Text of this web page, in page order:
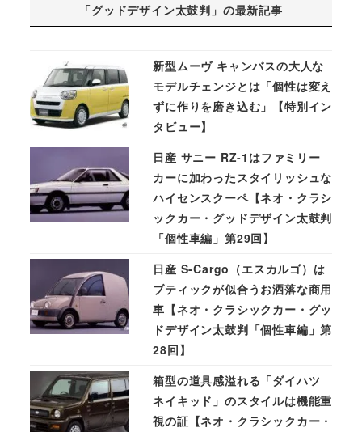
「グッドデザイン太鼓判」の最新記事
新型ムーヴ キャンバスの大人な
モデルチェンジとは「個性は変え
ずに作りを磨き込む」【特別イン
タビュー】
日産 サニー RZ-1はファミリー
カーに加わったスタイリッシュな
ハイセンスクーペ【ネオ・クラシ
ックカー・グッドデザイン太鼓判
「個性車編」第29回】
日産 S-Cargo（エスカルゴ）は
ブティックが似合うお洒落な商用
車【ネオ・クラシックカー・グッ
ドデザイン太鼓判「個性車編」第
28回】
箱型の道具感溢れる「ダイハツ
ネイキッド」のスタイルは機能重
視の証【ネオ・クラシックカー・